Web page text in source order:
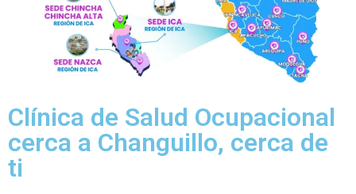
Clínica de Salud Ocupacional
cerca a Changuillo, cerca de
ti